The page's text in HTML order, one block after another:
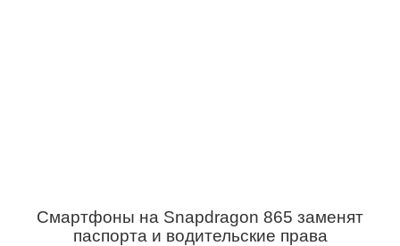
Смартфоны на Snapdragon 865 заменят
паспорта и водительские права